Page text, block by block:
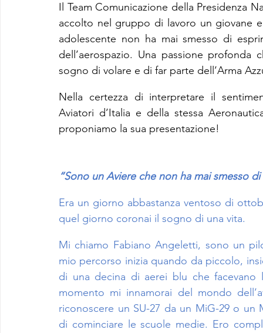
Il Team Comunicazione della Presidenza
accolto nel gruppo di lavoro un giovane
adolescente non ha mai smesso di
dell’aerospazio. Una passione profonda
sogno di volare e di far parte dell’Arma
Nella certezza di interpretare il
Aviatori d’Italia e della stessa
proponiamo la sua presentazione!
“Sono un Aviere che non ha mai smesso
Era un giorno abbastanza ventoso di
quel giorno coronai il sogno di una vita.
Mi chiamo Fabiano Angeletti, sono un
mio percorso inizia quando da piccolo,
di una decina di aerei blu che facevano
momento mi innamorai del mondo
riconoscere un SU-27 da un MiG-29 o un
di cominciare le scuole medie. Ero